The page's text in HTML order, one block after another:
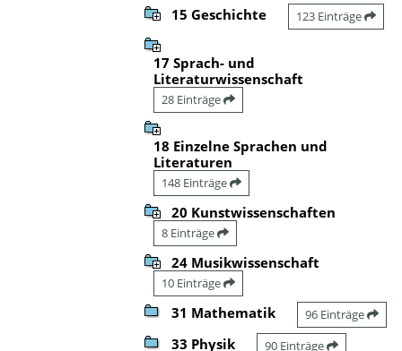
15 Geschichte 123 Einträge
17 Sprach- und
Literaturwissenschaft
28 Einträge
18 Einzelne Sprachen und
Literaturen
148 Einträge
20 Kunstwissenschaften
8 Einträge
24 Musikwissenschaft
10 Einträge
31 Mathematik 96 Einträge
33 Physik 90 Einträge